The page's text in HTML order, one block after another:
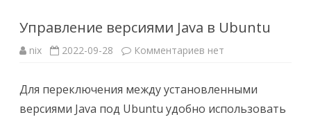
Управление версиями Java в Ubuntu
nix 2022-09-28 Комментариев к
Java
в
Ubuntu
нет
Для переключения между установленными
версиями Java под Ubuntu удобно использовать